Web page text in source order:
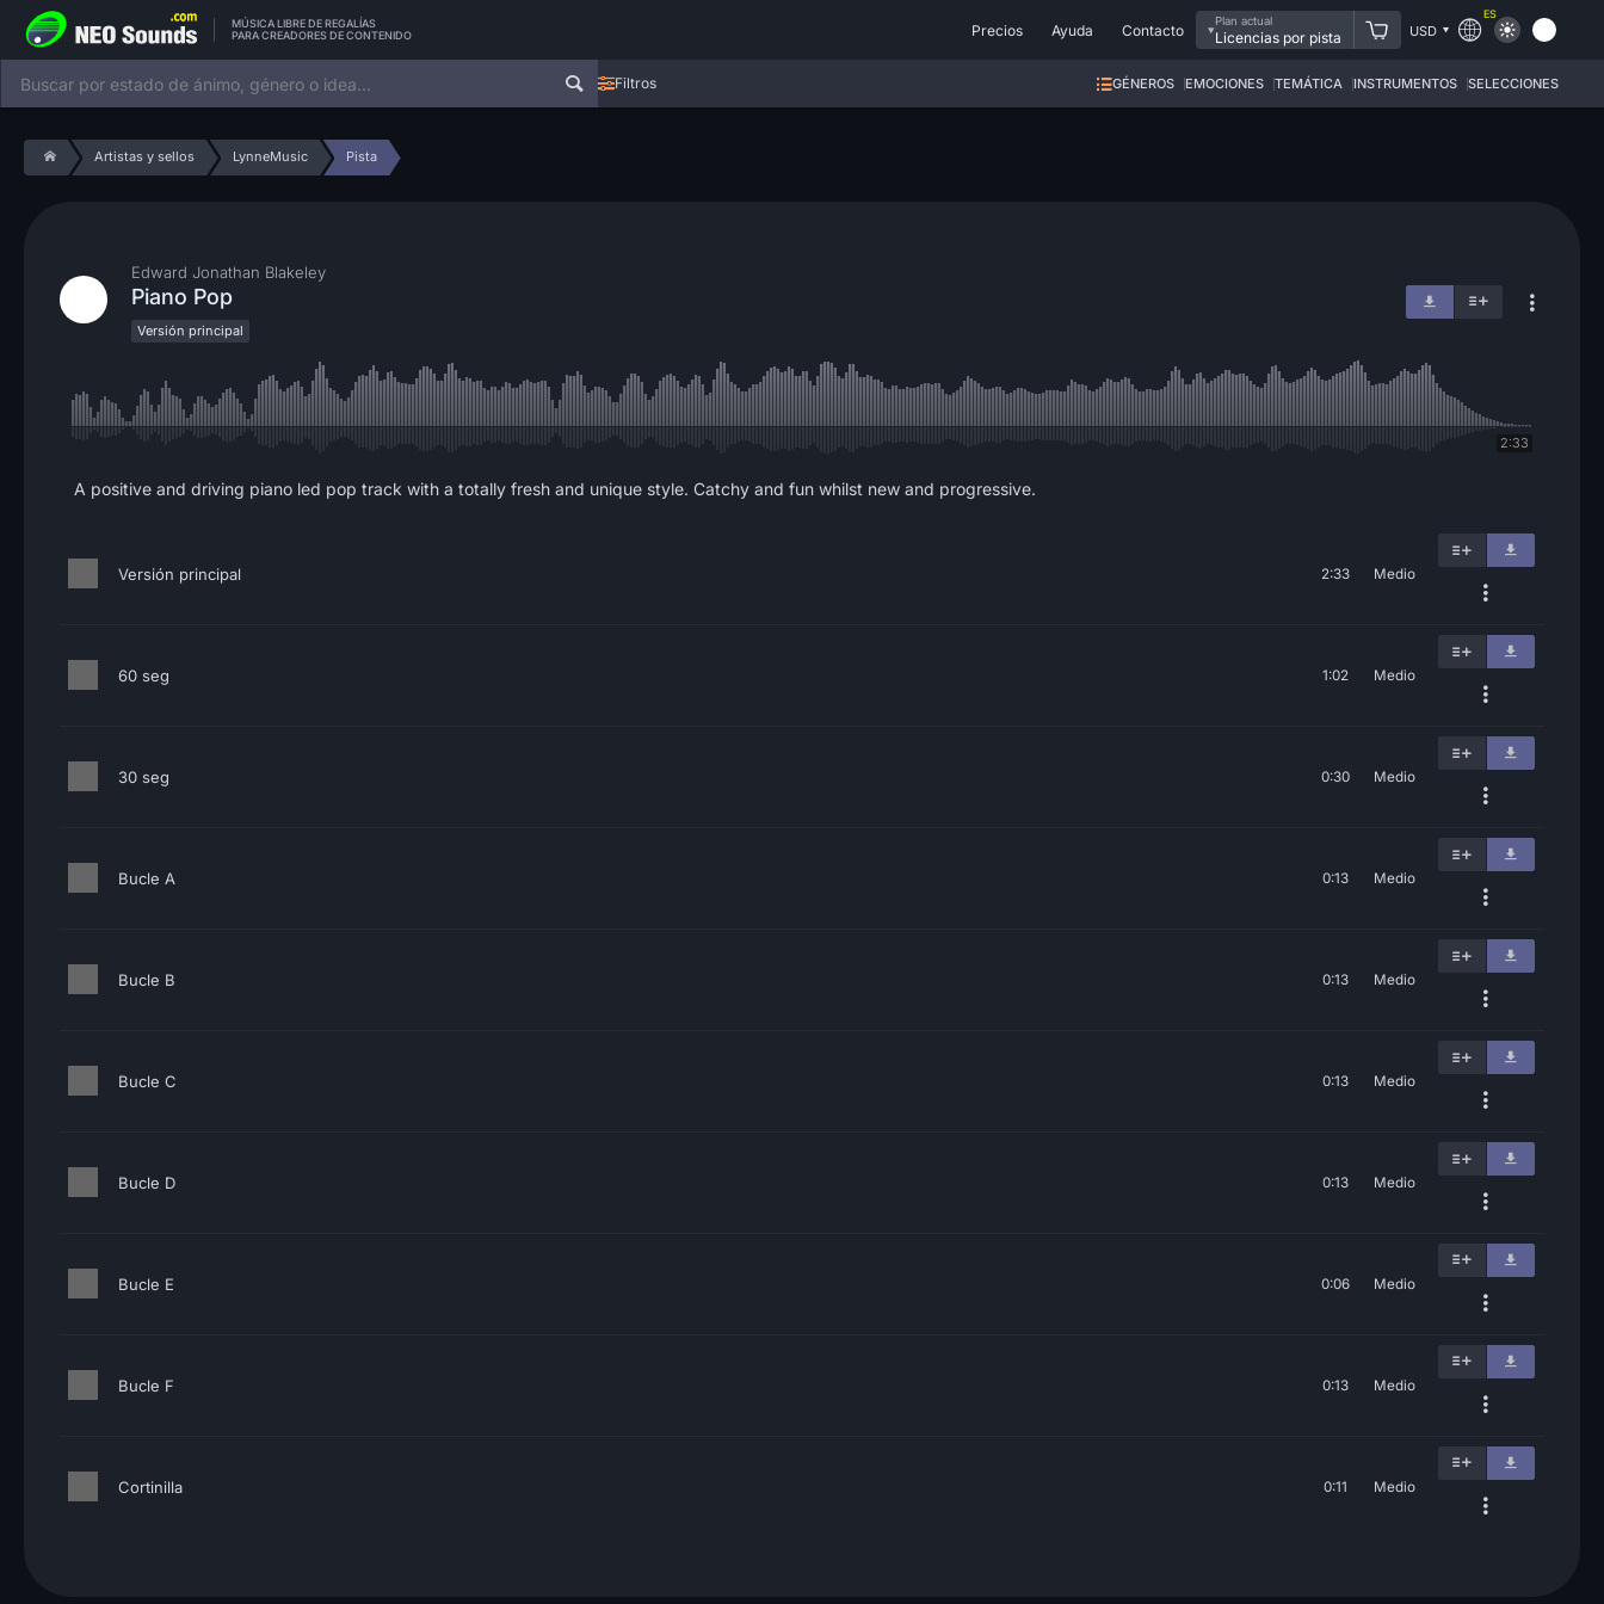
MÚSICA LIBRE DE REGALÍAS
PARA CREADORES DE CONTENIDO
Precios Ayuda Contacto
Plan actual
Licencias por pista USD
ES
Filtros GÉNEROS EMOCIONES TEMÁTICA INSTRUMENTOS SELECCIONES
Artistas y sellos LynneMusic Pista
Edward Jonathan Blakeley
Piano Pop
Versión principal
2:33
A positive and driving piano led pop track with a totally fresh and unique style. Catchy and fun whilst new and progressive.
Versión principal 2:33 Medio
60 seg 1:02 Medio
30 seg 0:30 Medio
Bucle A 0:13 Medio
Bucle B 0:13 Medio
Bucle C 0:13 Medio
Bucle D 0:13 Medio
Bucle E 0:06 Medio
Bucle F 0:13 Medio
Cortinilla 0:11 Medio